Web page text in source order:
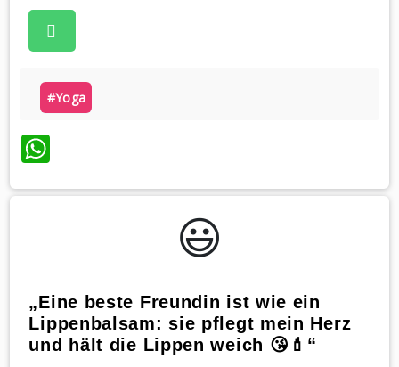
#yoga
WhatsApp
😃️
„Eine beste Freundin ist wie ein
Lippenbalsam: sie pflegt mein Herz
und hält die Lippen weich 😘💄“